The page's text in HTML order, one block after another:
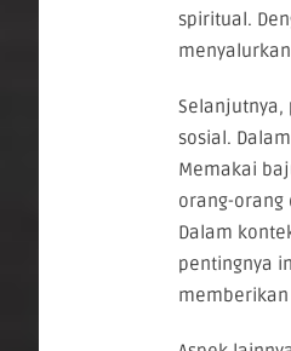
spiritual.
sosial.
Memakai
orang-
Dalam
pentingnya